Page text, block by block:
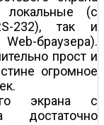
(с
232), так и
браузера).
прост и
огромное
экрана с
достаточно